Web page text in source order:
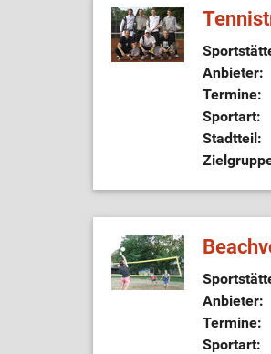
Anbieter:
Termine:
Sportart:
Stadtteil:
Anbieter:
Termine:
Sportart: